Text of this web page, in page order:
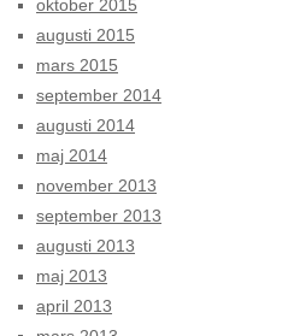
oktober 2015
augusti 2015
mars 2015
september 2014
augusti 2014
maj 2014
november 2013
september 2013
augusti 2013
maj 2013
april 2013